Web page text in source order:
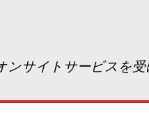
ンサイトサービスを